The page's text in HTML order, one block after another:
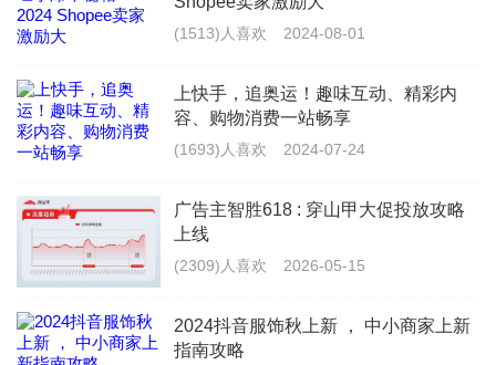
对用户而言，UGC是降低决策成本的靠谱指南。在抖
音电商生态中，相对于带有营销属性的品牌广告，用户更愿
UGC的青睐：带有真实生活气息的UGC，稿均播放量比其
他内容高25%，平均互动率（转赞评）高70%+。同时，某
看后搜转化率竟然比品牌精心制作的广告大片高出800%，
(1513)人喜欢 2024-08-01
上快手，追奥运！趣味互动、精彩内
容、购物消费一站畅享
(1693)人喜欢 2024-07-24
广告主智胜618 : 穿山甲大促投放攻略
上线
(2309)人喜欢 2026-05-15
2024抖音服饰秋上新 ， 中小商家上新
指南攻略